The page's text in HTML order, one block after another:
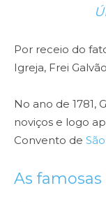
Por receio do
Igreja, Frei
No ano de 1781,
noviços e logo
Convento de
As